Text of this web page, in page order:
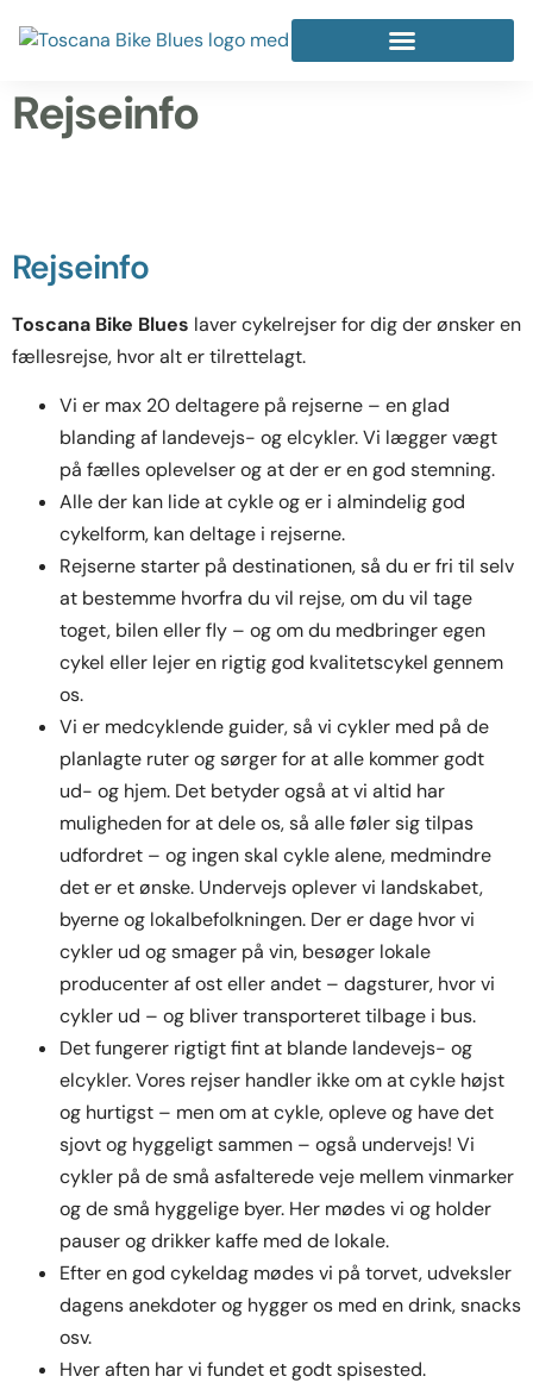
Rejseinfo
Rejseinfo
Toscana Bike Blues laver cykelrejser for dig der ønsker en
fællesrejse, hvor alt er tilrettelagt.
Vi er max 20 deltagere på rejserne – en glad
blanding af landevejs- og elcykler. Vi lægger vægt
på fælles oplevelser og at der er en god stemning.
Alle der kan lide at cykle og er i almindelig god
cykelform, kan deltage i rejserne.
Rejserne starter på destinationen, så du er fri til selv
at bestemme hvorfra du vil rejse, om du vil tage
toget, bilen eller fly – og om du medbringer egen
cykel eller lejer en rigtig god kvalitetscykel gennem
os.
Vi er medcyklende guider, så vi cykler med på de
planlagte ruter og sørger for at alle kommer godt
ud- og hjem. Det betyder også at vi altid har
muligheden for at dele os, så alle føler sig tilpas
udfordret – og ingen skal cykle alene, medmindre
det er et ønske. Undervejs oplever vi landskabet,
byerne og lokalbefolkningen. Der er dage hvor vi
cykler ud og smager på vin, besøger lokale
producenter af ost eller andet – dagsturer, hvor vi
cykler ud – og bliver transporteret tilbage i bus.
Det fungerer rigtigt fint at blande landevejs- og
elcykler. Vores rejser handler ikke om at cykle højst
og hurtigst – men om at cykle, opleve og have det
sjovt og hyggeligt sammen – også undervejs! Vi
cykler på de små asfalterede veje mellem vinmarker
og de små hyggelige byer. Her mødes vi og holder
pauser og drikker kaffe med de lokale.
Efter en god cykeldag mødes vi på torvet, udveksler
dagens anekdoter og hygger os med en drink, snacks
osv.
Hver aften har vi fundet et godt spisested.